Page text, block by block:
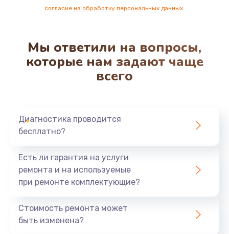
согласие на обработку персональных данных.
Мы ответили на вопросы,
которые нам задают чаще
всего
Диагностика проводится
бесплатно?
Есть ли гарантия на услуги
ремонта и на используемые
при ремонте комплектующие?
Стоимость ремонта может
быть изменена?